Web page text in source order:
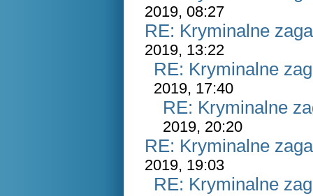
2019, 08:27
RE: Kryminalne
2019, 13:22
RE: Kryminalne
2019, 17:40
RE: Kryminalne
2019, 20:20
RE: Kryminalne
2019, 19:03
RE: Kryminalne